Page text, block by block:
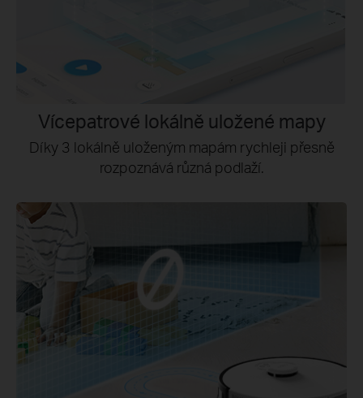
Vícepatrové lokálně uložené mapy
Díky 3 lokálně uloženým mapám rychleji přesně
rozpoznává různá podlaží.